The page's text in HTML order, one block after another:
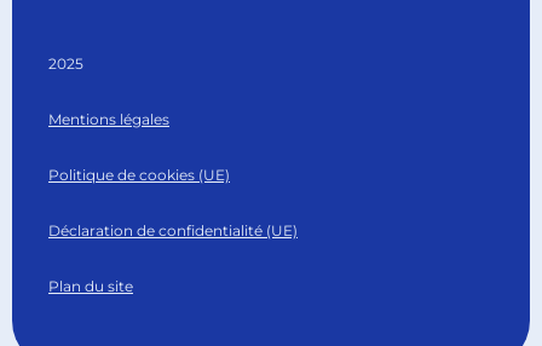
2025
Mentions légales
Politique de cookies (UE)
Déclaration de confidentialité (UE)
Plan du site